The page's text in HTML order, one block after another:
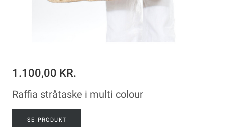
1.100,00 KR.
Raffia stråtaske i multi colour
SE PRODUKT